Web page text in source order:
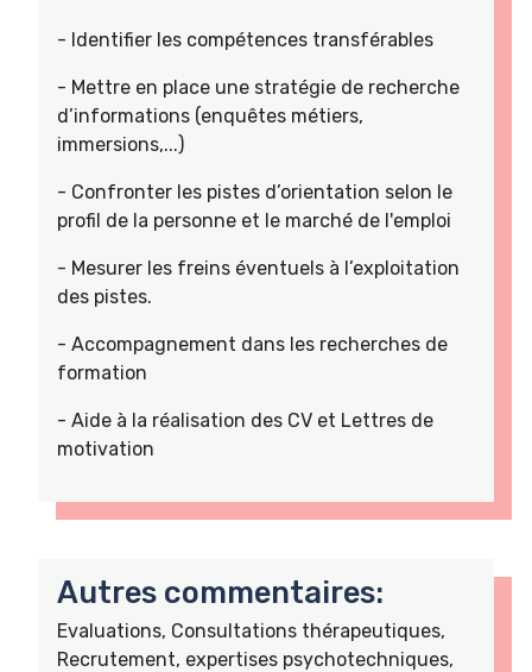
- Identifier les compétences transférables
- Mettre en place une stratégie de recherche
d’informations (enquêtes métiers,
immersions,...)
- Confronter les pistes d’orientation selon le
profil de la personne et le marché de l'emploi
- Mesurer les freins éventuels à l’exploitation
des pistes.
- Accompagnement dans les recherches de
formation
- Aide à la réalisation des CV et Lettres de
motivation
Autres commentaires:
Evaluations, Consultations thérapeutiques,
Recrutement, expertises psychotechniques,